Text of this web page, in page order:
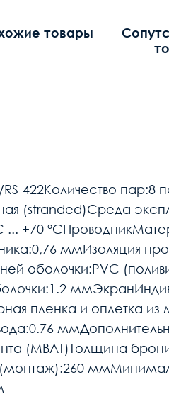
товары
422Количество пар:8
(stranded)Среда
+70
ммИзоляция
оболочки:PVC
пленка и оплетка
(MBAT)Толщина